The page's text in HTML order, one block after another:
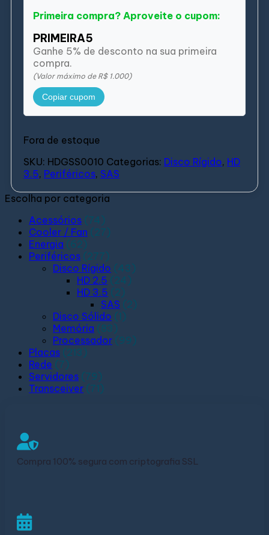
Primeira compra? Aproveite o cupom:
PRIMEIRA5
Ganhe 5% de desconto na sua primeira
compra.
(Valor máximo de R$ 1.000)
Copiar cupom
Fora de estoque
SKU: HDGSS0010 Categorias: Disco Rígido, HD
3.5, Periféricos, SAS
Escolha por categoria
Acessórios (74)
Cooler / Fan (27)
Energia (62)
Periféricos (277)
Disco Rígido (43)
HD 2.5 (24)
HD 3.5 (2)
SAS (2)
Disco Sólido (1)
Memória (83)
Processador (99)
Placas (213)
Rede (7)
Servidores (79)
Transceiver (71)
Compra 100% segura com criptografia SSL